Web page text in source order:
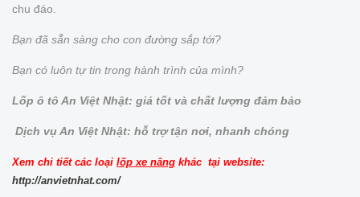
chu đáo.
Bạn đã sẵn sàng cho con đường sắp tới?
Bạn có luôn tự tin trong hành trình của mình?
Lốp ô tô An Việt Nhật: giá tốt và chất lượng đảm bảo
Dịch vụ An Việt Nhật: hỗ trợ tận nơi, nhanh chóng
Xem chi tiết các loại lốp xe nâng khác tại website:
http://anvietnhat.com/